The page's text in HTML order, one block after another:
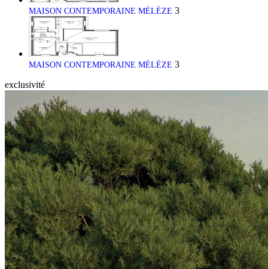
MAISON CONTEMPORAINE MÉLÈZE 3
MAISON CONTEMPORAINE MÉLÈZE 3
exclusivité